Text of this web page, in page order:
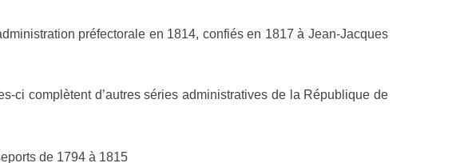
préfectorale en 1814, confiés en 1817 à Jean-Jacques
ci complètent d’autres séries administratives de la République de
de 1794 à 1815